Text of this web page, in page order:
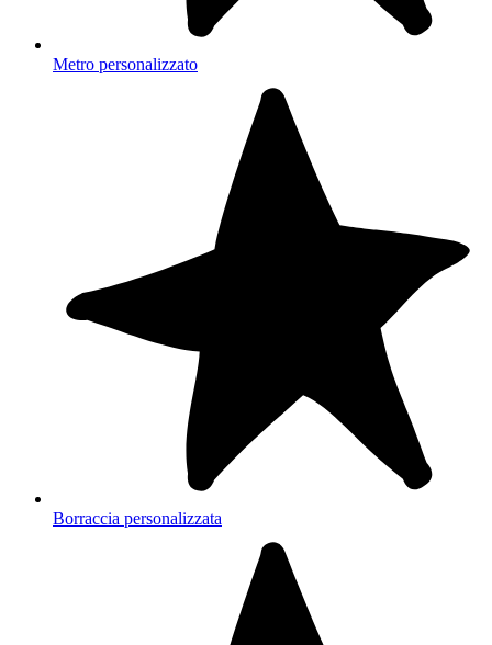
Metro personalizzato
Borraccia personalizzata